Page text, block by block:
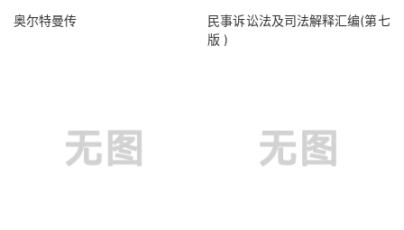
奥尔特曼传
民事诉讼法及司法解释汇编(第七
版 )